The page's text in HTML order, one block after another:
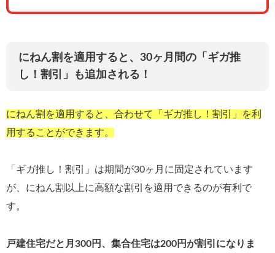
にねん割を適用すると、30ヶ月間の「ギガ推
し！割引」も追加される！
にねん割を適用すると、合わせて「ギガ推し！割引」を利
用することができます。
「ギガ推し！割引」は期間が30ヶ月に固定されています
が、にねん割以上に高額な割引を適用できるのが有利で
す。
戸建住宅だと月300円、集合住宅は200円が割引になりま